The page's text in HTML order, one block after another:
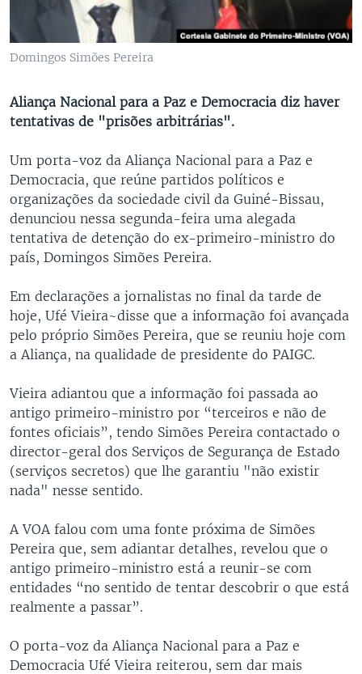
Domingos Simões Pereira
Aliança Nacional para a Paz e Democracia diz haver
tentativas de "prisões arbitrárias".
Um porta-voz da Aliança Nacional para a Paz e
Democracia, que reúne partidos políticos e
organizações da sociedade civil da Guiné-Bissau,
denunciou nessa segunda-feira uma alegada
tentativa de detenção do ex-primeiro-ministro do
país, Domingos Simões Pereira.
Em declarações a jornalistas no final da tarde de
hoje, Ufé Vieira~disse que a informação foi avançada
pelo próprio Simões Pereira, que se reuniu hoje com
a Aliança, na qualidade de presidente do PAIGC.
Vieira adiantou que a informação foi passada ao
antigo primeiro-ministro por “terceiros e não de
fontes oficiais”, tendo Simões Pereira contactado o
director-geral dos Serviços de Segurança de Estado
(serviços secretos) que lhe garantiu "não existir
nada" nesse sentido.
A VOA falou com uma fonte próxima de Simões
Pereira que, sem adiantar detalhes, revelou que o
antigo primeiro-ministro está a reunir-se com
entidades “no sentido de tentar descobrir o que está
realmente a passar”.
O porta-voz da Aliança Nacional para a Paz e
Democracia Ufé Vieira reiterou, sem dar mais